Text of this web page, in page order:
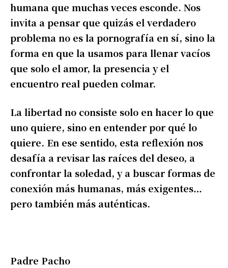
humana que muchas veces esconde. Nos
invita a pensar que quizás el verdadero
problema no es la pornografía en sí, sino la
forma en que la usamos para llenar vacíos
que solo el amor, la presencia y el
encuentro real pueden colmar.
La libertad no consiste solo en hacer lo que
uno quiere, sino en entender por qué lo
quiere. En ese sentido, esta reflexión nos
desafía a revisar las raíces del deseo, a
confrontar la soledad, y a buscar formas de
conexión más humanas, más exigentes…
pero también más auténticas.
Padre Pacho